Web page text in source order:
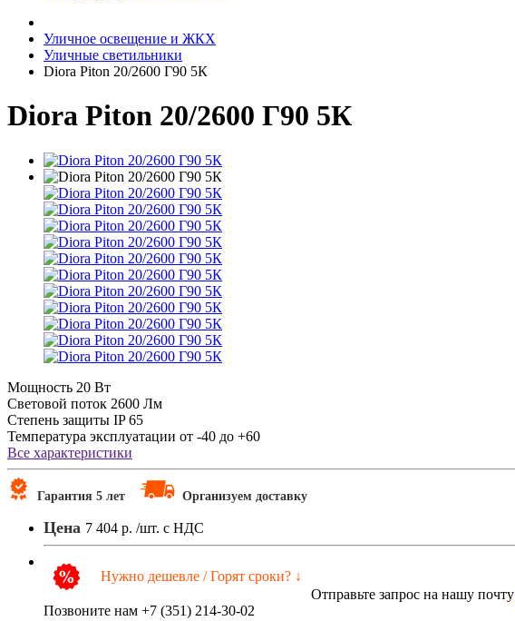
Уличное освещение и ЖКХ
Уличные светильники
Diora Piton 20/2600 Г90 5К
Diora Piton 20/2600 Г90 5К
Мощность 20 Вт
Световой поток 2600 Лм
Степень защиты IP 65
Температура эксплуатации от -40 до +60
Все характеристики
Гарантия 5 лет Организуем доставку
Цена 7 404 р. /шт. с НДС
Нужно дешевле / Горят сроки? ↓
Отправьте запрос на нашу почту
Позвоните нам +7 (351) 214-30-02